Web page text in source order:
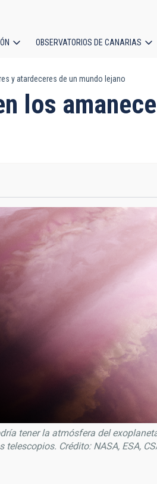
OBSERVATORIOS DE CANARIAS
y atardeceres de un mundo lejano
los
tener la atmósfera del
Crédito: NASA, ESA,